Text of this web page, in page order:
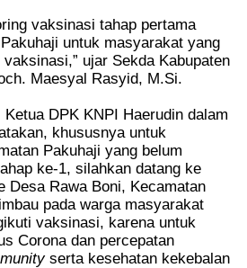
vaksinasi tahap pertama
untuk masyarakat yang
ujar Sekda Kabupaten
Maesyal Rasyid, M.Si.
DPK KNPI Haerudin dalam
khususnya untuk
Pakuhaji yang belum
ke-1, silahkan datang ke
Desa Rawa Boni, Kecamatan
pada warga masyarakat
vaksinasi, karena untuk
Corona dan percepatan
serta kesehatan kekebalan